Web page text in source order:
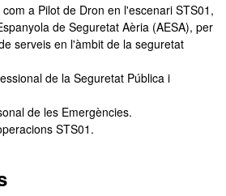
a Pilot de Dron en l'escenari STS01,
de Seguretat Aèria (AESA), per
serveis en l'àmbit de la seguretat
de la Seguretat Pública i
de les Emergències.
STS01.